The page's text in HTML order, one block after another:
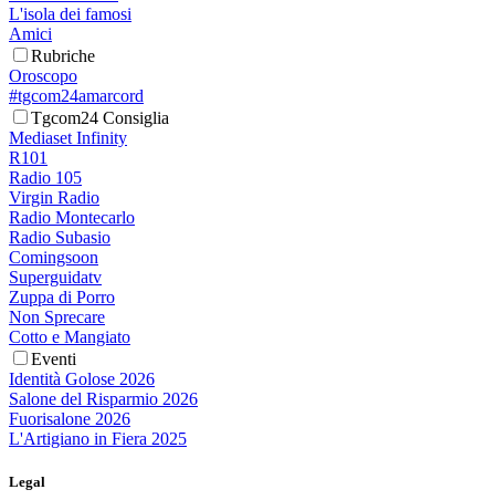
L'isola dei famosi
Amici
Rubriche
Oroscopo
#tgcom24amarcord
Tgcom24 Consiglia
Mediaset Infinity
R101
Radio 105
Virgin Radio
Radio Montecarlo
Radio Subasio
Comingsoon
Superguidatv
Zuppa di Porro
Non Sprecare
Cotto e Mangiato
Eventi
Identità Golose 2026
Salone del Risparmio 2026
Fuorisalone 2026
L'Artigiano in Fiera 2025
Legal